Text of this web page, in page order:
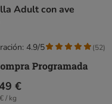
Adult con ave
€
/ kg
4.9/5 (52)